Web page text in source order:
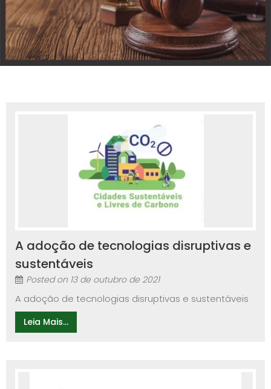
A adoção de tecnologias disruptivas e
sustentáveis
Posted on 13 de outubro de 2021
A adoção de tecnologias disruptivas e sustentáveis
Leia Mais...